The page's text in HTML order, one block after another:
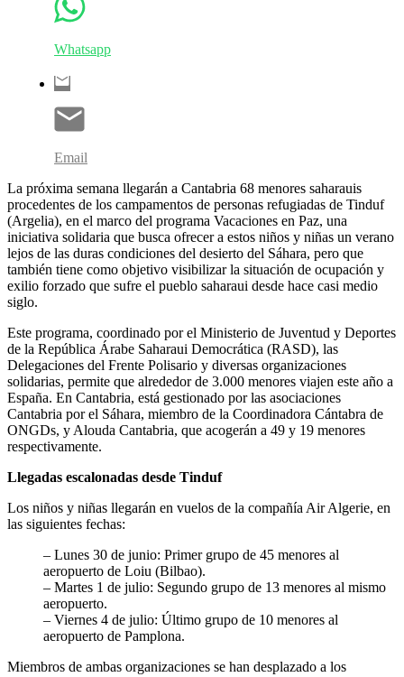
Whatsapp
Email
La próxima semana llegarán a Cantabria 68 menores saharauis
procedentes de los campamentos de personas refugiadas de Tinduf
(Argelia), en el marco del programa Vacaciones en Paz, una
iniciativa solidaria que busca ofrecer a estos niños y niñas un verano
lejos de las duras condiciones del desierto del Sáhara, pero que
también tiene como objetivo visibilizar la situación de ocupación y
exilio forzado que sufre el pueblo saharaui desde hace casi medio
siglo.
Este programa, coordinado por el Ministerio de Juventud y Deportes
de la República Árabe Saharaui Democrática (RASD), las
Delegaciones del Frente Polisario y diversas organizaciones
solidarias, permite que alrededor de 3.000 menores viajen este año a
España. En Cantabria, está gestionado por las asociaciones
Cantabria por el Sáhara, miembro de la Coordinadora Cántabra de
ONGDs, y Alouda Cantabria, que acogerán a 49 y 19 menores
respectivamente.
Llegadas escalonadas desde Tinduf
Los niños y niñas llegarán en vuelos de la compañía Air Algerie, en
las siguientes fechas:
– Lunes 30 de junio: Primer grupo de 45 menores al
aeropuerto de Loiu (Bilbao).
– Martes 1 de julio: Segundo grupo de 13 menores al mismo
aeropuerto.
– Viernes 4 de julio: Último grupo de 10 menores al
aeropuerto de Pamplona.
Miembros de ambas organizaciones se han desplazado a los